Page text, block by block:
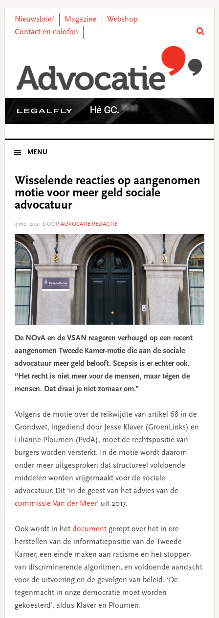
primary
main
primary
footer
Nieuwsbrief Magazine
Webshop
Contact en colofon
MENU
Wisselende reacties op aangenomen
motie voor meer geld sociale
advocatuur
3 mei 2021 DOOR ADVOCATIE REDACTIE
De NOvA en de VSAN reageren verheugd op een recent
aangenomen Tweede Kamer-motie die aan de sociale
advocatuur meer geld belooft. Scepsis is er echter ook.
“Het recht is niet meer voor de mensen, maar tégen de
mensen. Dat draai je niet zomaar om.”
Volgens de motie over de reikwijdte van artikel 68 in de
Grondwet, ingediend door Jesse Klaver (GroenLinks) en
Lilianne Ploumen (PvdA), moet de rechtspositie van
burgers worden versterkt. In de motie wordt daarom
onder meer uitgesproken dat structureel voldoende
middelen worden vrijgemaakt voor de sociale
advocatuur. Dit ‘in de geest van het advies van de
commissie-Van der Meer‘ uit 2017.
Ook wordt in het documentgerept over het in ere
herstellen van de informatiepositie van de Tweede
Kamer, een einde maken aan racisme en het stoppen
van discriminerende algoritmen, en voldoende aandacht
voor de uitvoering en de gevolgen van beleid. ‘De
tegenmacht in onze democratie moet worden
gekoesterd’, aldus Klaver en Ploumen.